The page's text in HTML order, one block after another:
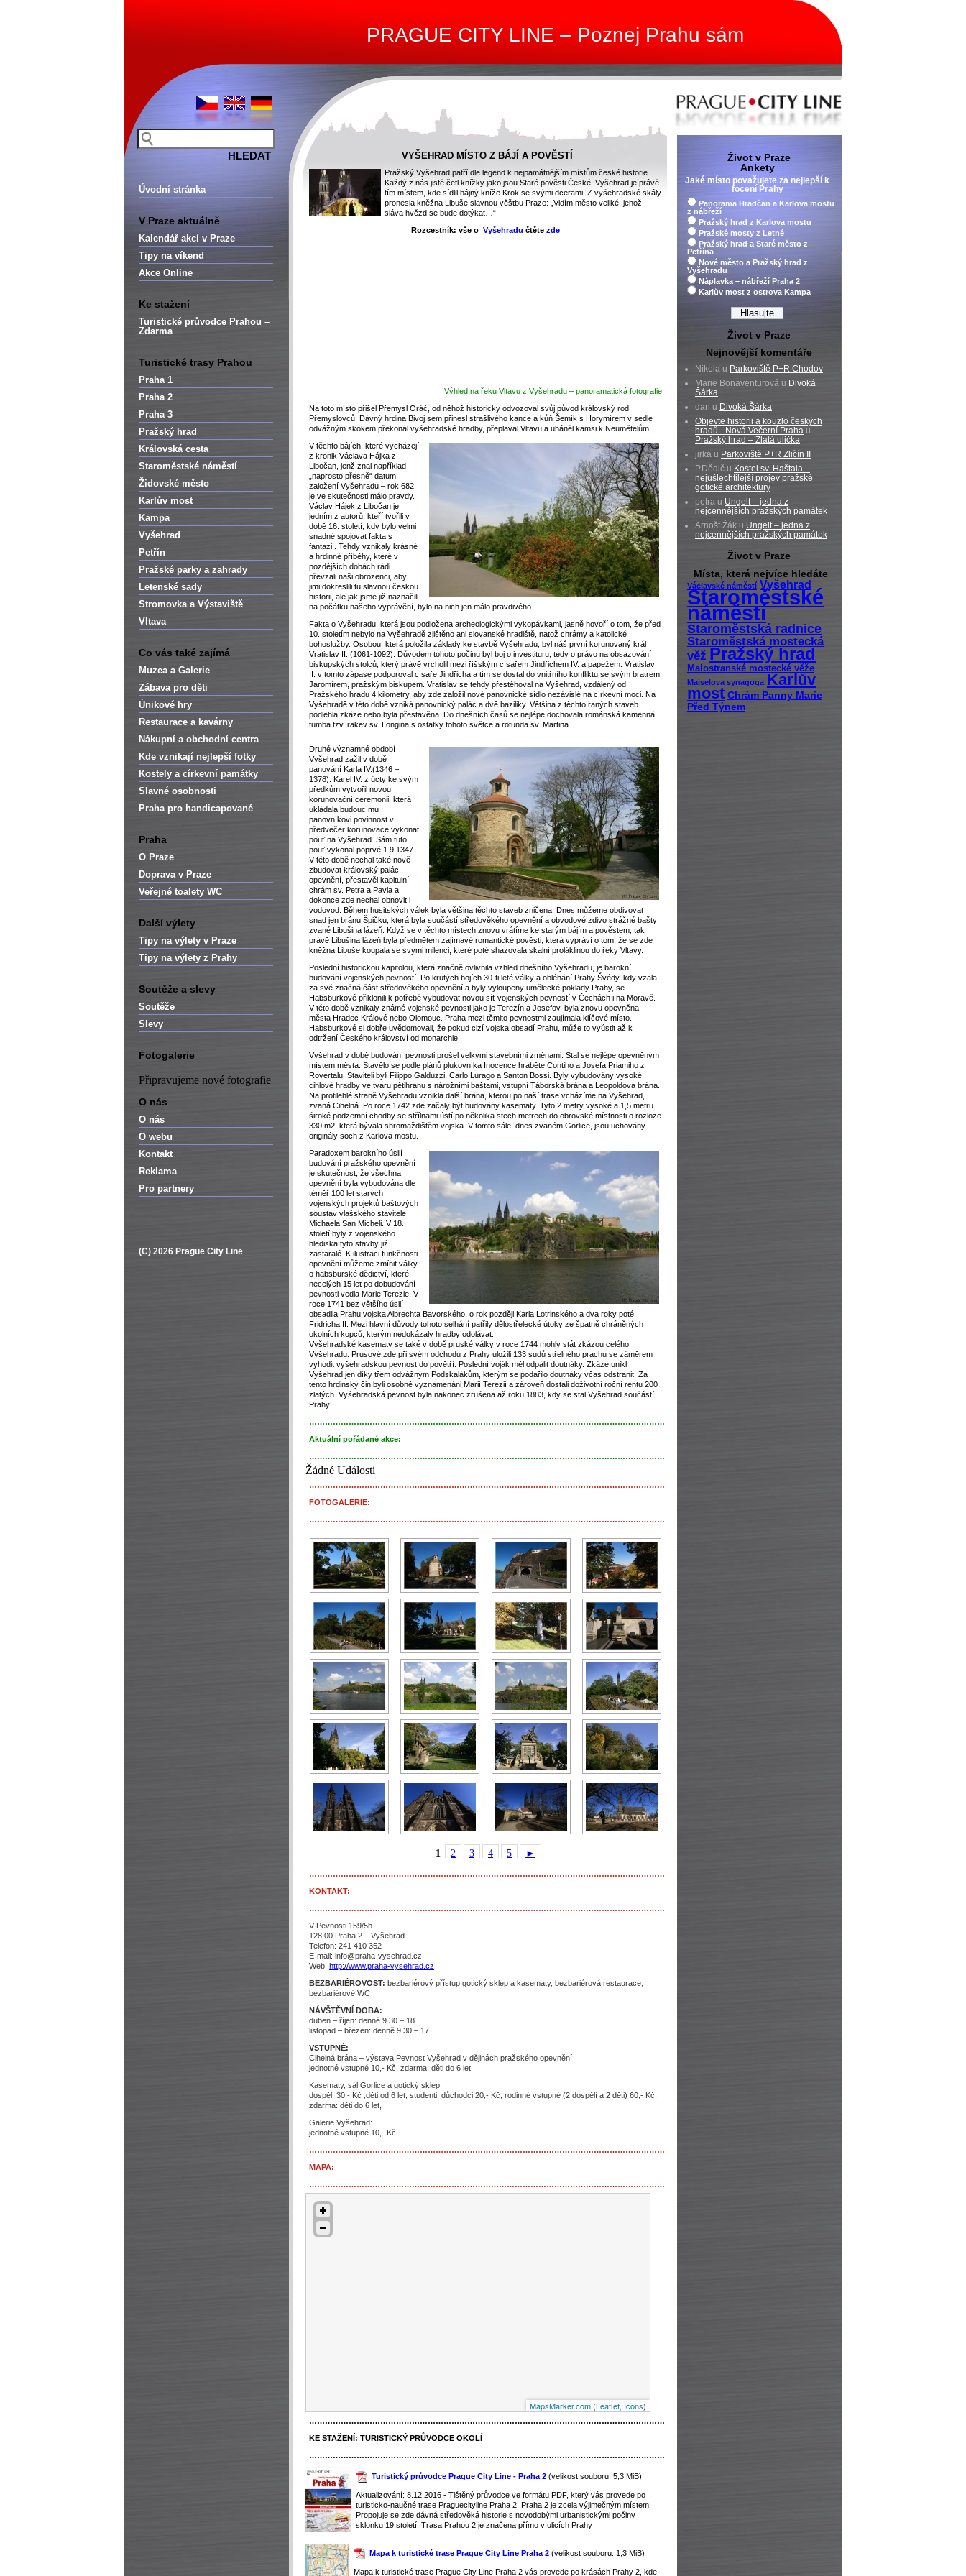
PRAGUE CITY LINE – Poznej Prahu sám
Úvodní stránka
V Praze aktuálně
Kalendář akcí v Praze
Tipy na víkend
Akce Online
Ke stažení
Turistické průvodce Prahou –
Zdarma
Turistické trasy Prahou
Praha 1
Praha 2
Praha 3
Pražský hrad
Královská cesta
Staroměstské náměstí
Židovské město
Karlův most
Kampa
Vyšehrad
Petřín
Pražské parky a zahrady
Letenské sady
Stromovka a Výstaviště
Vltava
Co vás také zajímá
Muzea a Galerie
Zábava pro děti
Únikové hry
Restaurace a kavárny
Nákupní a obchodní centra
Kde vznikají nejlepší fotky
Kostely a církevní památky
Slavné osobnosti
Praha pro handicapované
Praha
O Praze
Doprava v Praze
Veřejné toalety WC
Další výlety
Tipy na výlety v Praze
Tipy na výlety z Prahy
Soutěže a slevy
Soutěže
Slevy
Fotogalerie
Připravujeme nové fotografie
O nás
O nás
O webu
Kontakt
Reklama
Pro partnery
(C) 2026 Prague City Line
VYŠEHRAD MÍSTO Z BÁJÍ A POVĚSTÍ
Pražský Vyšehrad patří dle legend k nejpamátnějším místům české historie.
Každý z nás jistě četl knížky jako jsou Staré pověsti České. Vyšehrad je právě
tím místem, kde sídlil bájný kníže Krok se svými dcerami. Z vyšehradské skály
pronesla kněžna Libuše slavnou věštbu Praze: „Vidím město veliké, jehož
sláva hvězd se bude dotýkat…“
Rozcestník: vše o Vyšehradu čtěte zde
Výhled na řeku Vltavu z Vyšehradu – panoramatická fotografie
Na toto místo přišel Přemysl Oráč, od něhož historicky odvozoval svůj původ královský rod
Přemyslovců. Dávný hrdina Bivoj sem přinesl strašlivého kance a kůň Šemík s Horymírem v sedle
odvážným skokem překonal vyšehradské hradby, přeplaval Vltavu a uháněl kamsi k Neumětelům.
V těchto bájích, které vycházejí
z kronik Václava Hájka z
Libočan, jenž znal například
„naprosto přesně“ datum
založení Vyšehradu – rok 682,
je ve skutečnosti málo pravdy.
Václav Hájek z Libočan je
jedním z autorů, kteří tvořili v
době 16. století, kdy bylo velmi
snadné spojovat fakta s
fantazií. Tehdy vznikaly krásné
a hrdinné příběhy, které v
pozdějších dobách rádi
převzali naši obrozenci, aby
jimi dokreslili tu slavnou českou
historii, ale jak jsme již naznačili
na počátku našeho vyprávění, bylo na nich jen málo pravdivého.
Fakta o Vyšehradu, která jsou podložena archeologickými vykopávkami, jasně hovoří o tom, že před
10. stoletím nebylo na Vyšehradě zjištěno ani slovanské hradiště, natož chrámy a katolické
bohoslužby. Osobou, která položila základy ke stavbě Vyšehradu, byl náš první korunovaný král
Vratislav II. (1061-1092). Důvodem tohoto počinu byl boj o investituru, tedy o právo na obsazování
biskupských stolců, který právě vrcholil mezi říšským císařem Jindřichem IV. a papežem. Vratislav
II. v tomto zápase podporoval císaře Jindřicha a tím se dostal do vnitřního konfliktu se svým bratrem
Jaromírem, pražským biskupem. Vratislav se tehdy přestěhoval na Vyšehrad, vzdálený od
Pražského hradu 4 kilometry, aby zde založil nové panovnické sídlo nezávislé na církevní moci. Na
Vyšehradě v této době vzniká panovnický palác a dvě baziliky. Většina z těchto raných staveb
podlehla zkáze nebo byla přestavěna. Do dnešních časů se nejlépe dochovala románská kamenná
tumba tzv. rakev sv. Longina s ostatky tohoto světce a rotunda sv. Martina.
Druhé významné období
Vyšehrad zažil v době
panování Karla IV.(1346 –
1378). Karel IV. z úcty ke svým
předkům vytvořil novou
korunovační ceremonii, která
ukládala budoucímu
panovníkovi povinnost v
předvečer korunovace vykonat
pouť na Vyšehrad. Sám tuto
pouť vykonal poprvé 1.9.1347.
V této době nechal také nově
zbudovat královský palác,
opevnění, přestavěl kapitulní
chrám sv. Petra a Pavla a
dokonce zde nechal obnovit i
vodovod. Během husitských válek byla většina těchto staveb zničena. Dnes můžeme obdivovat
snad jen bránu Špičku, která byla součástí středověkého opevnění a obvodové zdivo strážné bašty
zvané Libušina lázeň. Když se v těchto místech znovu vrátíme ke starým bájím a pověstem, tak
právě Libušina lázeň byla předmětem zajímavé romantické pověsti, která vypráví o tom, že se zde
kněžna Libuše koupala se svými milenci, které poté shazovala skalní proláklinou do řeky Vltavy.
Poslední historickou kapitolou, která značně ovlivnila vzhled dnešního Vyšehradu, je barokní
budování vojenských pevností. Po krutých bojích 30-ti leté války a obléhání Prahy Švédy, kdy vzala
za své značná část středověkého opevnění a byly vyloupeny umělecké poklady Prahy, se
Habsburkové přiklonili k potřebě vybudovat novou síť vojenských pevností v Čechách i na Moravě.
V této době vznikaly známé vojenské pevnosti jako je Terezín a Josefov, byla znovu opevněna
města Hradec Králové nebo Olomouc. Praha mezi těmito pevnostmi zaujímala klíčové místo.
Habsburkové si dobře uvědomovali, že pokud cizí vojska obsadí Prahu, může to vyústit až k
odtržení Českého království od monarchie.
Vyšehrad v době budování pevnosti prošel velkými stavebními změnami. Stal se nejlépe opevněným
místem města. Stavělo se podle plánů plukovníka Inocence hraběte Contiho a Josefa Priamiho z
Rovertalu. Staviteli byli Filippo Galduzzi, Carlo Lurago a Santon Bossi. Byly vybudovány vysoké
cihlové hradby ve tvaru pětihranu s nárožními baštami, vstupní Táborská brána a Leopoldova brána.
Na protilehlé straně Vyšehradu vznikla další brána, kterou po naší trase vcházíme na Vyšehrad,
zvaná Cihelná. Po roce 1742 zde začaly být budovány kasematy. Tyto 2 metry vysoké a 1,5 metru
široké podzemní chodby se střílnami ústí po několika stech metrech do obrovské místnosti o rozloze
330 m2, která bývala shromaždištěm vojska. V tomto sále, dnes zvaném Gorlice, jsou uchovány
originály soch z Karlova mostu.
Paradoxem barokního úsilí
budování pražského opevnění
je skutečnost, že všechna
opevnění byla vybudována dle
téměř 100 let starých
vojenských projektů baštových
soustav vlašského stavitele
Michaela San Micheli. V 18.
století byly z vojenského
hlediska tyto stavby již
zastaralé. K ilustraci funkčnosti
opevnění můžeme zmínit války
o habsburské dědictví, které
necelých 15 let po dobudování
pevnosti vedla Marie Terezie. V
roce 1741 bez většího úsilí
obsadila Prahu vojska Albrechta Bavorského, o rok později Karla Lotrinského a dva roky poté
Fridricha II. Mezi hlavní důvody tohoto selhání patřily dělostřelecké útoky ze špatně chráněných
okolních kopců, kterým nedokázaly hradby odolávat.
Vyšehradské kasematy se také v době pruské války v roce 1744 mohly stát zkázou celého
Vyšehradu. Prusové zde při svém odchodu z Prahy uložili 133 sudů střelného prachu se záměrem
vyhodit vyšehradskou pevnost do povětří. Poslední voják měl odpálit doutnáky. Zkáze unikl
Vyšehrad jen díky třem odvážným Podskalákům, kterým se podařilo doutnáky včas odstranit. Za
tento hrdinský čin byli osobně vyznamenáni Marií Terezií a zároveň dostali doživotní roční rentu 200
zlatých. Vyšehradská pevnost byla nakonec zrušena až roku 1883, kdy se stal Vyšehrad součástí
Prahy.
………………………………………………………………………………………………………………………
Aktuální pořádané akce:
………………………………………………………………………………………………………………………
Žádné Události
………………………………………………………………………………………………………………………
FOTOGALERIE:
………………………………………………………………………………………………………………………
1 2 3 4 5 ►
………………………………………………………………………………………………………………………
KONTAKT:
………………………………………………………………………………………………………………………
V Pevnosti 159/5b
128 00 Praha 2 – Vyšehrad
Telefon: 241 410 352
E-mail: info@praha-vysehrad.cz
Web: http://www.praha-vysehrad.cz
BEZBARIÉROVOST: bezbariérový přístup gotický sklep a kasematy, bezbariérová restaurace,
bezbariérové WC
NÁVŠTĚVNÍ DOBA:
duben – říjen: denně 9.30 – 18
listopad – březen: denně 9.30 – 17
VSTUPNÉ:
Cihelná brána – výstava Pevnost Vyšehrad v dějinách pražského opevnění
jednotné vstupné 10,- Kč, zdarma: děti do 6 let
Kasematy, sál Gorlice a gotický sklep:
dospělí 30,- Kč ,děti od 6 let, studenti, důchodci 20,- Kč, rodinné vstupné (2 dospělí a 2 děti) 60,- Kč,
zdarma: děti do 6 let,
Galerie Vyšehrad:
jednotné vstupné 10,- Kč
………………………………………………………………………………………………………………………
MAPA:
………………………………………………………………………………………………………………………
MapsMarker.com (Leaflet, Icons)
………………………………………………………………………………………………………………………
KE STAŽENÍ: TURISTICKÝ PRŮVODCE OKOLÍ
………………………………………………………………………………………………………………………
Turistický průvodce Prague City Line - Praha 2 (velikost souboru: 5,3 MiB)
Aktualizování: 8.12.2016 - Tištěný průvodce ve formátu PDF, který vás provede po
turisticko-naučné trase Praguecityline Praha 2. Praha 2 je zcela výjimečným místem.
Propojuje se zde dávná středověká historie s novodobými urbanistickými počiny
sklonku 19.století. Trasa Prahou 2 je značena přímo v ulicích Prahy
Mapa k turistické trase Prague City Line Praha 2 (velikost souboru: 1,3 MiB)
Mapa k turistické trase Prague City Line Praha 2 vás provede po krásách Prahy 2, kde
Život v Praze
Ankety
Jaké místo považujete za nejlepší k
focení Prahy
Panorama Hradčan a Karlova mostu
z nábřeží
Pražský hrad z Karlova mostu
Pražské mosty z Letné
Pražský hrad a Staré město z
Petřína
Nové město a Pražský hrad z
Vyšehradu
Náplavka – nábřeží Praha 2
Karlův most z ostrova Kampa
Život v Praze
Nejnovější komentáře
Nikola u Parkoviště P+R Chodov
Marie Bonaventurová u Divoká
Šárka
dan u Divoká Šárka
Objevte historii a kouzlo českých
hradů - Nová Večerní Praha u
Pražský hrad – Zlatá ulička
jirka u Parkoviště P+R Zličín II
P.Dědič u Kostel sv. Haštala –
nejušlechtilejší projev pražské
gotické architektury
petra u Ungelt – jedna z
nejcennějších pražských památek
Arnošt Žák u Ungelt – jedna z
nejcennějších pražských památek
Život v Praze
Místa, která nejvíce hledáte
Václavské náměstí Vyšehrad
Staroměstské
náměstí
Staroměstská radnice
Staroměstská mostecká
věž Pražský hrad
Malostranské mostecké věže
Maiselova synagoga Karlův
most Chrám Panny Marie
Před Týnem